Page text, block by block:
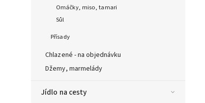
Omáčky, miso, tamari
Sůl
Přísady
Chlazené - na objednávku
Džemy, marmelády
Jídlo na cesty